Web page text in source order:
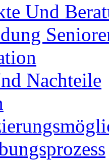
Und
Nachteile